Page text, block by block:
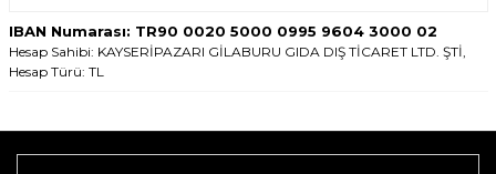
IBAN Numarası: TR90 0020 5000 0995 9604 3000 02
Hesap Sahibi: KAYSERİPAZARI GİLABURU GIDA DIŞ TİCARET LTD. ŞTİ,
Hesap Türü: TL